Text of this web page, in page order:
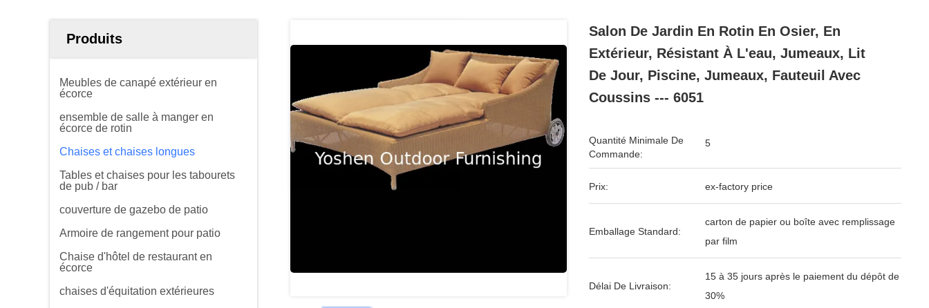
Produits
Meubles de canapé extérieur en
écorce
ensemble de salle à manger en
écorce de rotin
Chaises et chaises longues
Tables et chaises pour les tabourets
de pub / bar
couverture de gazebo de patio
Armoire de rangement pour patio
Chaise d'hôtel de restaurant en
écorce
chaises d'équitation extérieures
Salon De Jardin En Rotin En Osier, En
Extérieur, Résistant À L'eau, Jumeaux, Lit
De Jour, Piscine, Jumeaux, Fauteuil Avec
Coussins --- 6051
Quantité Minimale De
Commande:
5
Prix: ex-factory price
Emballage Standard:
carton de papier ou boîte avec remplissage
par film
Délai De Livraison:
15 à 35 jours après le paiement du dépôt de
30%